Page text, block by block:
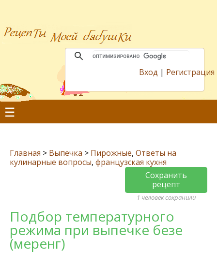
Вход | Регистрация
☰
Главная > Выпечка > Пирожные, Ответы на
кулинарные вопросы, французская кухня
Сохранить
рецепт
1 человек сохранили
Подбор температурного
режима при выпечке безе
(меренг)